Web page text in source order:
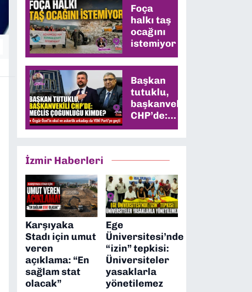
Foça
halkı taş
ocağını
istemiyor
Başkan
tutuklu,
başkanvekili
CHP’de:
Meclis
İzmir Haberleri
Karşıyaka
Stadı için umut
veren
açıklama: “En
sağlam stat
olacak”
Ege
Üniversitesi’nde
“izin” tepkisi:
Üniversiteler
yasaklarla
yönetilemez